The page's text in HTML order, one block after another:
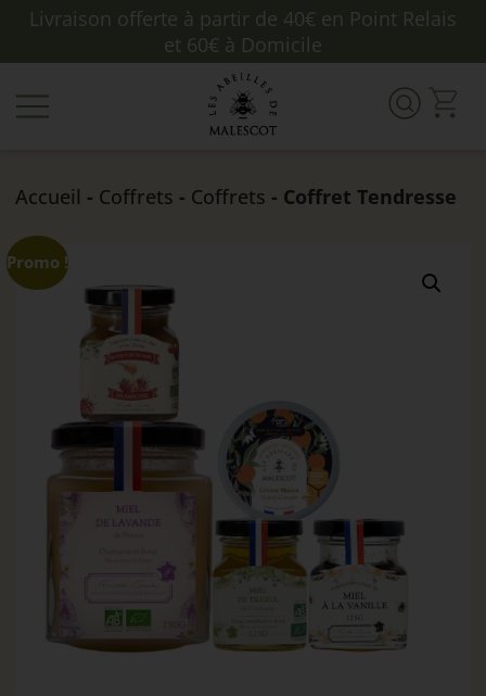
Livraison offerte à partir de 40€ en Point Relais
et 60€ à Domicile
Accueil - Coffrets - Coffrets - Coffret Tendresse
Promo !